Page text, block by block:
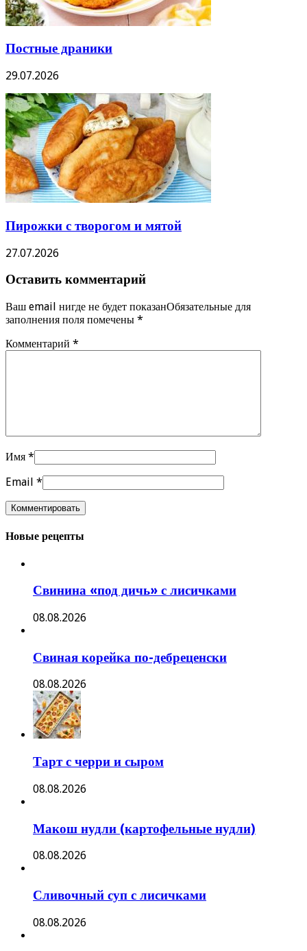
Постные драники
29.07.2026
Пирожки с творогом и мятой
27.07.2026
Оставить комментарий
Ваш email нигде не будет показанОбязательные для
заполнения поля помечены *
Комментарий *
Имя *
Email *
Новые рецепты
Свинина «под дичь» с лисичками
08.08.2026
Свиная корейка по-дебреценски
08.08.2026
Тарт с черри и сыром
08.08.2026
Макош нудли (картофельные нудли)
08.08.2026
Сливочный суп с лисичками
08.08.2026